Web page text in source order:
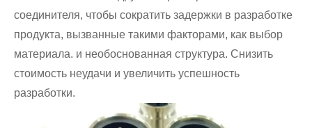
соединителя, чтобы сократить задержки в разработке
продукта, вызванные такими факторами, как выбор
материала. и необоснованная структура. Снизить
стоимость неудачи и увеличить успешность
разработки.